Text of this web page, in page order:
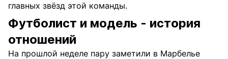
главных звёзд этой команды.
Футболист и модель - история
отношений
На прошлой неделе пару заметили в Марбелье